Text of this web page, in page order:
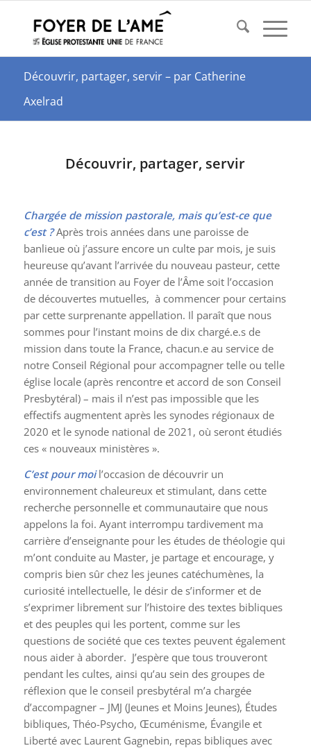
Découvrir, partager, servir – par Catherine
Axelrad
Découvrir, partager, servir
Chargée de mission pastorale, mais qu’est-ce que
c’est ?Après trois années dans une paroisse de
banlieue où j’assure encore un culte par mois, je suis
heureuse qu’avant l’arrivée du nouveau pasteur, cette
année de transition au Foyer de l’Âme soit l’occasion
de découvertes mutuelles, à commencer pour certains
par cette surprenante appellation. Il paraît que nous
sommes pour l’instant moins de dix chargé.e.s de
mission dans toute la France, chacun.e au service de
notre Conseil Régional pour accompagner telle ou telle
église locale (après rencontre et accord de son Conseil
Presbytéral) – mais il n’est pas impossible que les
effectifs augmentent après les synodes régionaux de
2020 et le synode national de 2021, où seront étudiés
ces « nouveaux ministères ».
C’est pour moil’occasion de découvrir un
environnement chaleureux et stimulant, dans cette
recherche personnelle et communautaire que nous
appelons la foi. Ayant interrompu tardivement ma
carrière d’enseignante pour les études de théologie qui
m’ont conduite au Master, je partage et encourage, y
compris bien sûr chez les jeunes catéchumènes, la
curiosité intellectuelle, le désir de s’informer et de
s’exprimer librement sur l’histoire des textes bibliques
et des peuples qui les portent, comme sur les
questions de société que ces textes peuvent également
nous aider à aborder. J’espère que tous trouveront
pendant les cultes, ainsi qu’au sein des groupes de
réflexion que le conseil presbytéral m’a chargée
d’accompagner – JMJ (Jeunes et Moins Jeunes), Études
bibliques, Théo-Psycho, Œcuménisme, Évangile et
Liberté avec Laurent Gagnebin, repas bibliques avec